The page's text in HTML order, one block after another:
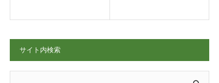
サイト内検索